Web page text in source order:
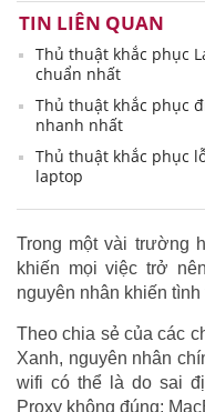
TIN LIÊN QUAN
Thủ thuật khắc phục
chuẩn nhất
Thủ thuật khắc phục
nhanh nhất
Thủ thuật khắc phục
laptop
Trong một vài trường
khiến mọi việc trở
nguyên nhân khiến tình
Theo chia sẻ của các
Xanh, nguyên nhân
wifi có thể là do sai
Proxy không đúng;